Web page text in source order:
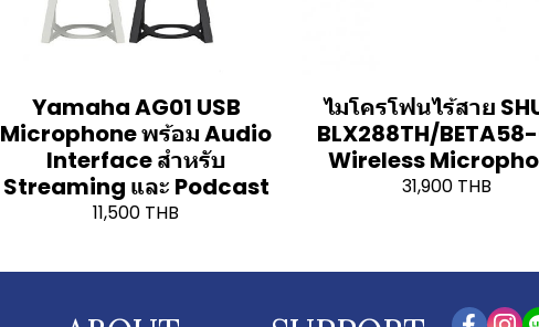
Yamaha AG01 USB
Microphone พร้อม Audio
Interface สำหรับ
Streaming และ Podcast
11,500 THB
ไมโครโฟนไร้สาย
BLX288TH/BETA58-
Wireless
31,900 THB